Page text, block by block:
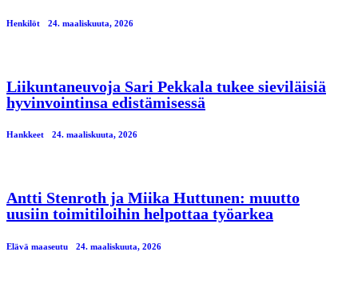
Henkilöt 24. maaliskuuta, 2026
Liikuntaneuvoja Sari Pekkala tukee sieviläisiä
hyvinvointinsa edistämisessä
Hankkeet 24. maaliskuuta, 2026
Antti Stenroth ja Miika Huttunen: muutto
uusiin toimitiloihin helpottaa työarkea
Elävä maaseutu 24. maaliskuuta, 2026